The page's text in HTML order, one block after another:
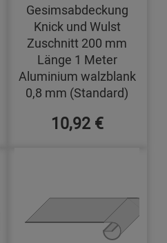
Gesimsabdeckung
Knick und Wulst
Zuschnitt 200 mm
Länge 1 Meter
Aluminium walzblank
0,8 mm (Standard)
10,92 €